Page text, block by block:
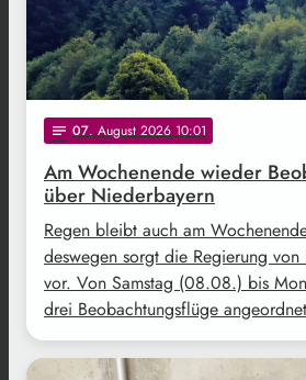
notes 07. August 2026 10:01
Am Wochenende wieder
über Niederbayern
Regen bleibt auch am
deswegen sorgt die Regierung
vor. Von Samstag (08.08.) bis
drei Beobachtungsflüge